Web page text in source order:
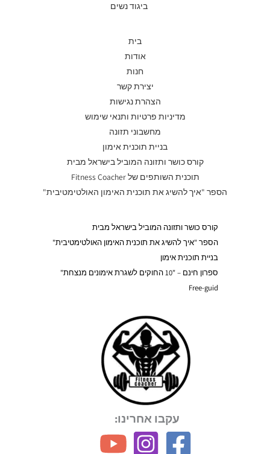
ביגוד נשים
בית
אודות
חנות
יצירת קשר
הצהרת נגישות
מדיניות פרטיות ותנאי שימוש
מחשבוני תזונה
בניית תוכנית אימון
קורס כושר ותזונה המוביל בישראל מבית
תוכנית השותפים של Fitness Coacher
הספר "איך להשיג את תוכנית האימון האולטימטיבית"
קורס כושר ותזונה המוביל בישראל מבית
הספר "איך להשיג את תוכנית האימון האולטימטיבית"
בניית תוכנית אימון
ספרון חינם – "10 החוקים לשגרת אימונים מנצחת"
Free-guid
עקבו אחרינו: